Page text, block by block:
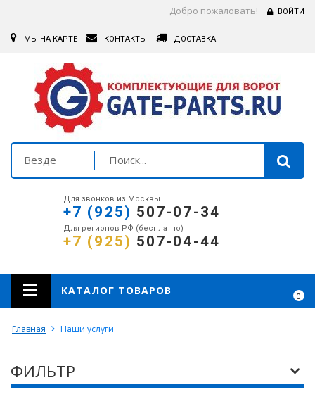
Добро пожаловать! ВОЙТИ
МЫ НА КАРТЕ КОНТАКТЫ ДОСТАВКА
Везде
Для звонков из Москвы
+7 (925) 507-07-34
Для регионов РФ (бесплатно)
+7 (925) 507-04-44
0
КАТАЛОГ ТОВАРОВ
Главная Наши услуги
ФИЛЬТР